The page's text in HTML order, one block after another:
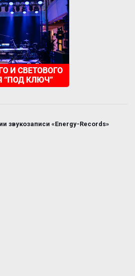
звукозаписи «Energy-Records»